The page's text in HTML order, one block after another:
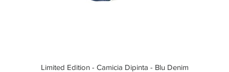
Limited Edition - Camicia Dipinta - Blu Denim